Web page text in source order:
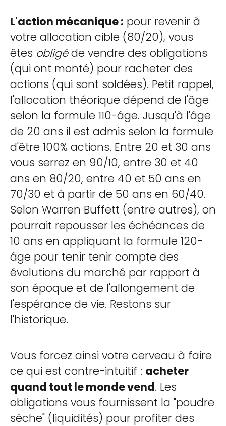
L'action mécanique : pour revenir à
votre allocation cible (80/20), vous
êtes obligéde vendre des obligations
(qui ont monté) pour racheter des
actions (qui sont soldées). Petit rappel,
l'allocation théorique dépend de l'âge
selon la formule 110-âge. Jusqu'à l'âge
de 20 ans il est admis selon la formule
d'être 100% actions. Entre 20 et 30 ans
vous serrez en 90/10, entre 30 et 40
ans en 80/20, entre 40 et 50 ans en
70/30 et à partir de 50 ans en 60/40.
Selon Warren Buffett (entre autres), on
pourrait repousser les échéances de
10 ans en appliquant la formule 120-
âge pour tenir tenir compte des
évolutions du marché par rapport à
son époque et de l'allongement de
l'espérance de vie. Restons sur
l'historique.
Vous forcez ainsi votre cerveau à faire
ce qui est contre-intuitif : acheter
quand tout le monde vend. Les
obligations vous fournissent la "poudre
sèche" (liquidités) pour profiter des